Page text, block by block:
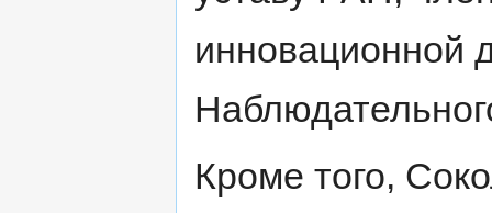
инновационной
Кроме того,